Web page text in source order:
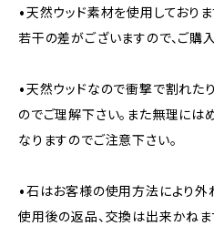
•天然ウッド素材を使用しており
若干の差がございますので、ご購
•天然ウッドなので衝撃で割れた
のでご理解下さい。また無理には
なりますのでご注意下さい。
•石はお客様の使用方法により外
使用後の返品、交換は出来かねま